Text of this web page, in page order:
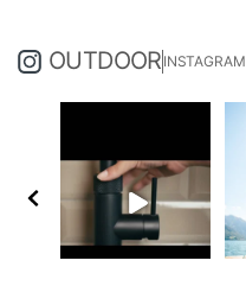
OUTDOOR INSTAGRAM